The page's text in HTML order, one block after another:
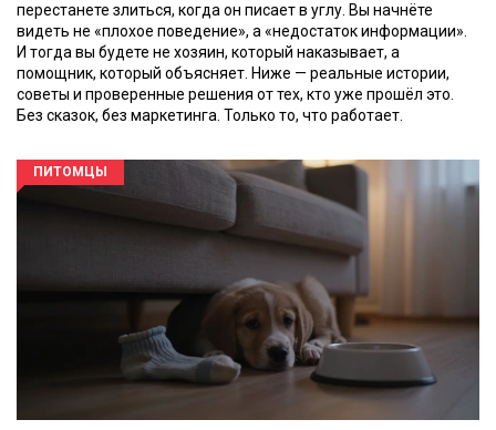
перестанете злиться, когда он писает в углу. Вы начнёте
видеть не «плохое поведение», а «недостаток информации».
И тогда вы будете не хозяин, который наказывает, а
помощник, который объясняет. Ниже — реальные истории,
советы и проверенные решения от тех, кто уже прошёл это.
Без сказок, без маркетинга. Только то, что работает.
ПИТОМЦЫ